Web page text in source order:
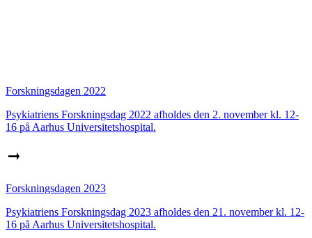
Forskningsdagen 2022
Psykiatriens Forskningsdag 2022 afholdes den 2. november kl. 12-
16 på Aarhus Universitetshospital.
Forskningsdagen 2023
Psykiatriens Forskningsdag 2023 afholdes den 21. november kl. 12-
16 på Aarhus Universitetshospital.